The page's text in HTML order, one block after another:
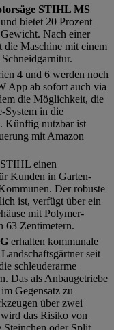
STIHL MS
bietet 20 Prozent
Nach einer
die Maschine mit einem
4 und 6 werden noch
App ab sofort auch via
die Möglichkeit, die
System in die
Künftig nutzbar ist
mit Amazon
einen
Kunden in Garten-
Der robuste
ist, verfügt über ein
mit Polymer-
63 Zentimetern.
erhalten kommunale
seit
schleuderarme
Das als Anbaugetriebe
Gegensatz zu
über zwei
das Risiko von
oder Split